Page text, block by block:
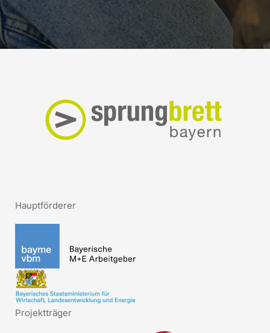
Hauptförderer
Projektträger